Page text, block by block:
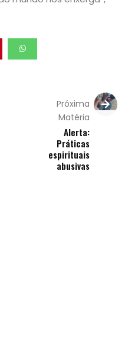
Próxima
Matéria
Alerta:
Práticas
espirituais
abusivas